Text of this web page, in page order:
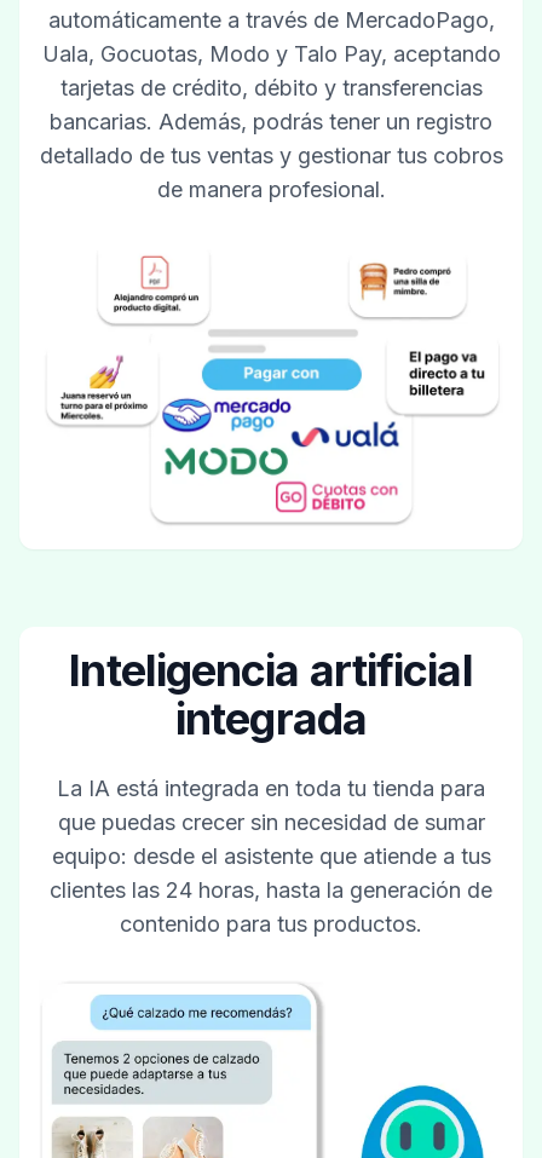
automáticamente a través de MercadoPago,
Uala, Gocuotas, Modo y Talo Pay, aceptando
tarjetas de crédito, débito y transferencias
bancarias. Además, podrás tener un registro
detallado de tus ventas y gestionar tus cobros
de manera profesional.
Inteligencia artificial
integrada
La IA está integrada en toda tu tienda para
que puedas crecer sin necesidad de sumar
equipo: desde el asistente que atiende a tus
clientes las 24 horas, hasta la generación de
contenido para tus productos.